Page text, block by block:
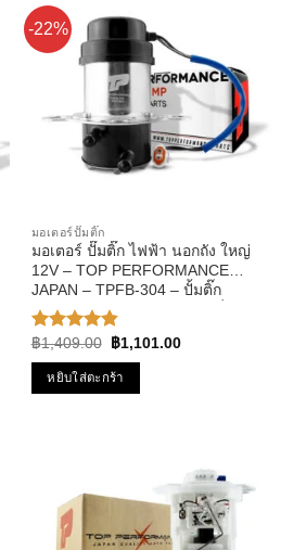
-22%
มอเตอร์ปั๊มติ๊ก
มอเตอร์ ปั๊มติ๊ก ไฟฟ้า นอกถัง ใหญ่
12V – TOP PERFORMANCE
JAPAN – TPFB-304 – ปั้มติ๊ก
BOSCH ดัดแปลงใส่รถได้ทุกยี่ห้อ
ให้คะแนน
4.86ตั้งแต่
1-5
คะแนน
฿1,409.00 Original
was:
฿1,409.00.
฿1,101.00Current
หยิบใส่ตะกร้า